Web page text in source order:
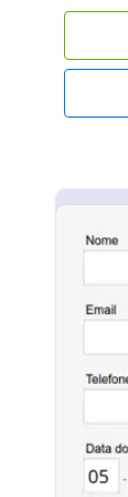
método
que
ajuste,
Drive,